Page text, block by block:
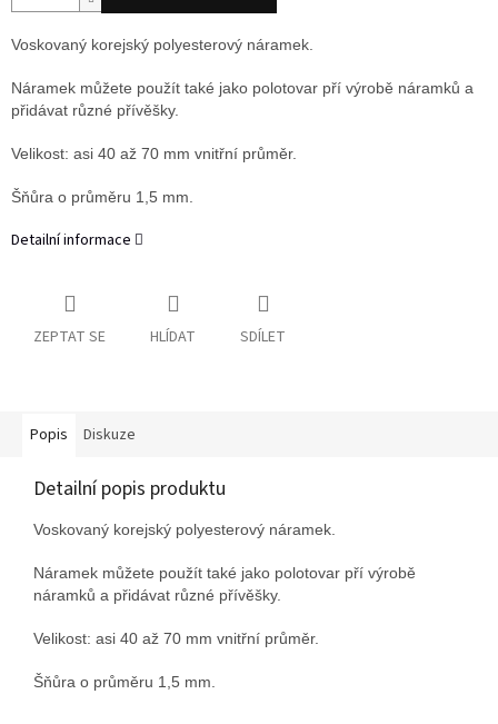
Voskovaný korejský polyesterový náramek.
Náramek můžete použít také jako polotovar pří výrobě náramků a
přidávat různé přívěšky.
Velikost: asi 40 až 70 mm vnitřní průměr.
Šňůra o průměru 1,5 mm.
Detailní informace
ZEPTAT SE HLÍDAT SDÍLET
Popis Diskuze
Detailní popis produktu
Voskovaný korejský polyesterový náramek.
Náramek můžete použít také jako polotovar pří výrobě
náramků a přidávat různé přívěšky.
Velikost: asi 40 až 70 mm vnitřní průměr.
Šňůra o průměru 1,5 mm.